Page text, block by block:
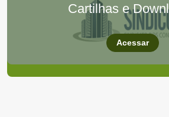
Cartilhas e
Acessar